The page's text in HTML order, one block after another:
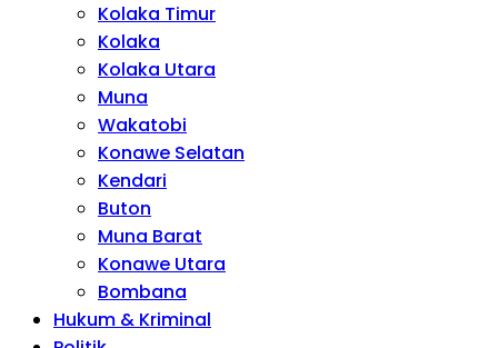
Kolaka Timur
Kolaka
Kolaka Utara
Muna
Wakatobi
Konawe Selatan
Kendari
Buton
Muna Barat
Konawe Utara
Bombana
Hukum & Kriminal